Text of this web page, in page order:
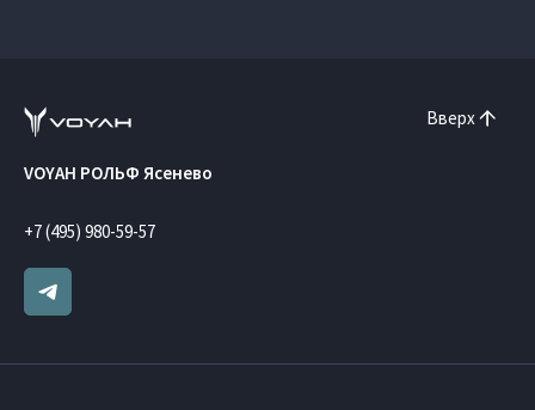
Вверх
VOYAH РОЛЬФ Ясенево
+7 (495) 980-59-57